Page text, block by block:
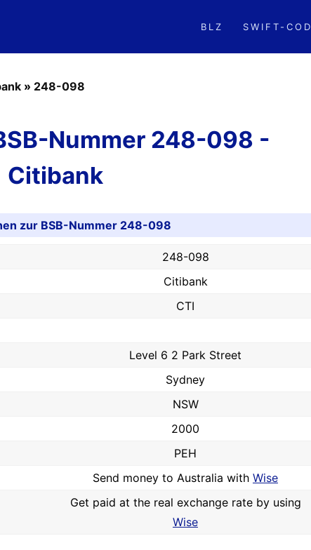
BLZ SWIFT-
» 248-098
Nummer 248-098 -
Citibank
zur BSB-Nummer 248-098
248-098
Citibank
CTI
Level 6 2 Park Street
Sydney
NSW
2000
PEH
Send money to Australia with Wise
Get paid at the real exchange rate by using
Wise